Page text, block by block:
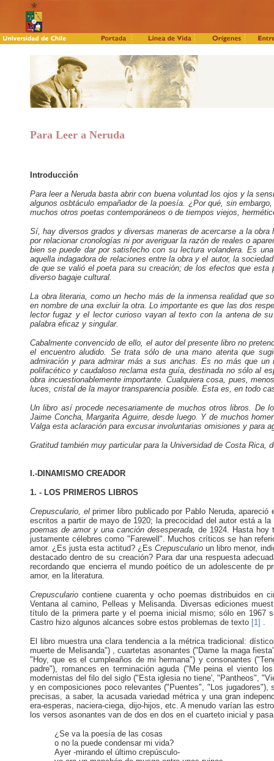
Para Leer a Neruda
Introducción
Para leer a Neruda basta abrir con buena voluntad los ojos y la
algunos osbtáculo empañador de la poesía. ¿Por qué, sin
muchos otros poetas contemporáneos o de tiempos viejos,
Sí, hay diversos grados y diversas maneras de acercarse a la
por relacionar cronologías ni por averiguar la razón de reales o
bien se puede dar por satisfecho con su lectura volandera. Es
aquella indagadora de relaciones entre la obra y el autor, la
de que se valió el poeta para su creación; de los efectos que
diverso bagaje cultural.
La obra literaria, como un hecho más de la inmensa realidad que
en nombre de una excluir la otra. Lo importante es que las dos
lector fugaz y el lector curioso vayan al texto con la antena de
palabra eficaz y singular.
Cabalmente convencido de ello, el autor del presente libro no
el encuentro aludido. Se trata sólo de una mano atenta que
admiración y para admirar más a sus anchas. Es no más que
polifacético y caudaloso reclama esta guía, destinada no sólo al
obra incuestionablemente importante. Cualquiera cosa, pues,
luces, cristal de la mayor transparencia posible. Esta es, en todo
Un libro así procede necesariamente de muchos otros libros. De
Jaime Concha, Margarita Aguirre, desde luego. Y de muchos
Valga esta aclaración para excusar involuntarias omisiones y para
Gratitud también muy particular para la Universidad de Costa
I.-DINAMISMO CREADOR
1. - LOS PRIMEROS LIBROS
Crepusculario, elprimer libro publicado por Pablo Neruda,
escritos a partir de mayo de 1920; la precocidad del autor está a
poemas de amor y una canción desesperada, de 1924. Hasta hoy
justamente célebres como "Farewell". Muchos críticos se han
amor. ¿Es justa esta actitud? ¿Es Crepuscularioun libro menor,
destacado dentro de su creación? Para dar una respuesta
recordando que encierra el mundo poético de un adolescente de
amor, en la literatura.
Crepusculario contiene cuarenta y ocho poemas distribuidos en
Ventana al camino, Pelleas y Melisanda. Diversas ediciones
título de la primera parte y el poema inicial mismo; sólo en
Castro hizo algunos alcances sobre estos problemas de texto [1] .
El libro muestra una clara tendencia a la métrica tradicional:
muerte de Melisanda") , cuartetas asonantes ("Dame la maga
"Hoy, que es el cumpleaños de mi hermana") y consonantes
padre"), romances en terminación aguda ("Me peina el viento
modernistas del filo del siglo ("Esta iglesia no tiene', "Pantheos",
y en composiciones poco relevantes ("Puentes", "Los
precisas, a saber, la acusada variedad métrica y una gran
era-esperas, naciera-ciega, dijo-hijos, etc. A menudo varían las
los versos asonantes van de dos en dos en el cuarteto inicial y
¿Se va la poesía de las cosas
o no la puede condensar mi vida?
Ayer -mirando el último crepúsculo-